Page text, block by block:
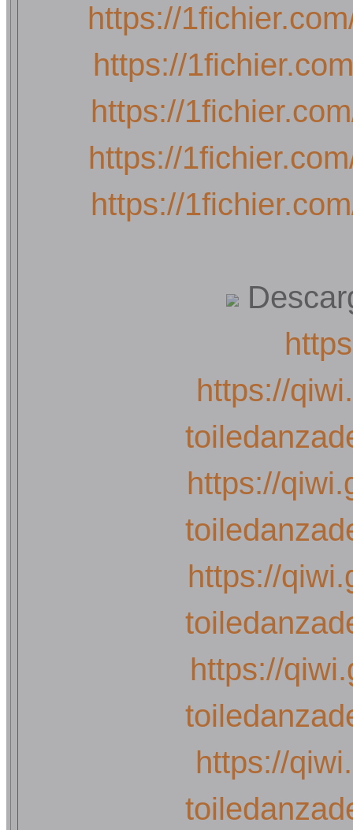
https://
https://
https://
https://
https://
https://
https://
https://
https://
https://